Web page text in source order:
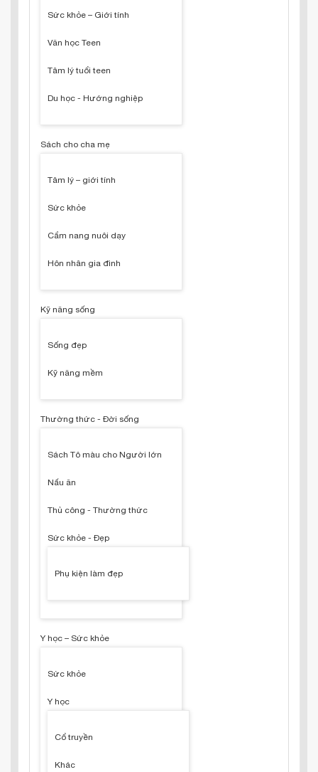
Sức khỏe – Giới tính
Văn học Teen
Tâm lý tuổi teen
Du học - Hướng nghiệp
Sách cho cha mẹ
Tâm lý – giới tính
Sức khỏe
Cẩm nang nuôi dạy
Hôn nhân gia đình
Kỹ năng sống
Sống đẹp
Kỹ năng mềm
Thường thức - Đời sống
Sách Tô màu cho Người lớn
Nấu ăn
Thủ công - Thường thức
Sức khỏe - Đẹp
Phụ kiện làm đẹp
Y học – Sức khỏe
Sức khỏe
Y học
Cổ truyền
Khác